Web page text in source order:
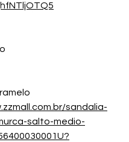
sandalia-
salto-medio-